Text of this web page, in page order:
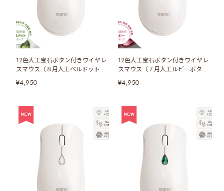
12色人工宝石ボタン付きワイヤレ
スマウス（８月人工ペルドットボ
タン）
¥4,950
12色人工宝石ボタン付きワイヤレ
スマウス（７月人工ルビーボタ
ン）
¥4,950